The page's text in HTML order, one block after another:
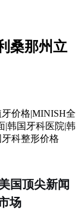
桑那州立
国顶尖新闻
场